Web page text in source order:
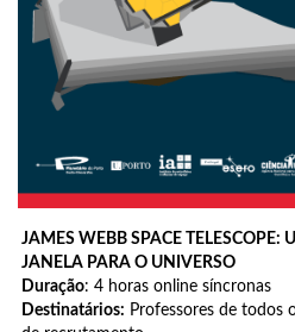
JAMES WEBB SPACE TELESCOPE:
JANELA PARA O UNIVERSO
Duração: 4 horas online síncronas
Destinatários: Professores de todos